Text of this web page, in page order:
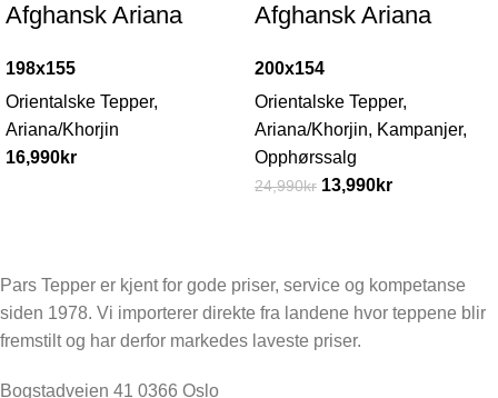
Afghansk Ariana
198x155
Orientalske Tepper,
Ariana/Khorjin
16,990kr
Afghansk Ariana
200x154
Orientalske Tepper,
Ariana/Khorjin, Kampanjer,
Opphørssalg
24,990kr 13,990kr
Pars Tepper er kjent for gode priser, service og kompetanse
siden 1978. Vi importerer direkte fra landene hvor teppene blir
fremstilt og har derfor markedes laveste priser.
Bogstadveien 41 0366 Oslo